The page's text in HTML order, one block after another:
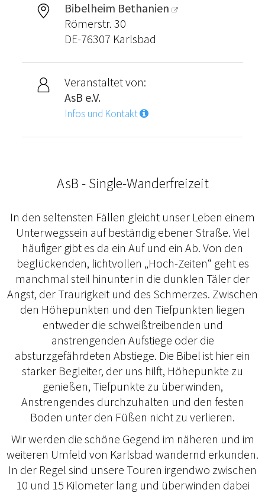
Bibelheim Bethanien
Römerstr. 30
DE-76307 Karlsbad
Veranstaltet von:
AsB e.V.
Infos und Kontakt
AsB - Single-Wanderfreizeit
In den seltensten Fällen gleicht unser Leben einem
Unterwegssein auf beständig ebener Straße. Viel
häufiger gibt es da ein Auf und ein Ab. Von den
beglückenden, lichtvollen „Hoch-Zeiten“ geht es
manchmal steil hinunter in die dunklen Täler der
Angst, der Traurigkeit und des Schmerzes. Zwischen
den Höhepunkten und den Tiefpunkten liegen
entweder die schweißtreibenden und
anstrengenden Aufstiege oder die
absturzgefährdeten Abstiege. Die Bibel ist hier ein
starker Begleiter, der uns hilft, Höhepunkte zu
genießen, Tiefpunkte zu überwinden,
Anstrengendes durchzuhalten und den festen
Boden unter den Füßen nicht zu verlieren.
Wir werden die schöne Gegend im näheren und im
weiteren Umfeld von Karlsbad wandernd erkunden.
In der Regel sind unsere Touren irgendwo zwischen
10 und 15 Kilometer lang und überwinden dabei